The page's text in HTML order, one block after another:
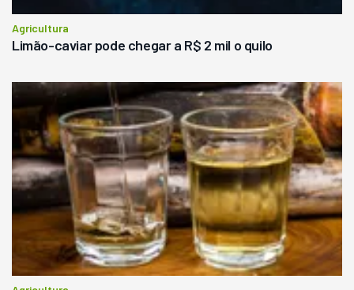
Agricultura
Limão-caviar pode chegar a R$ 2 mil o quilo